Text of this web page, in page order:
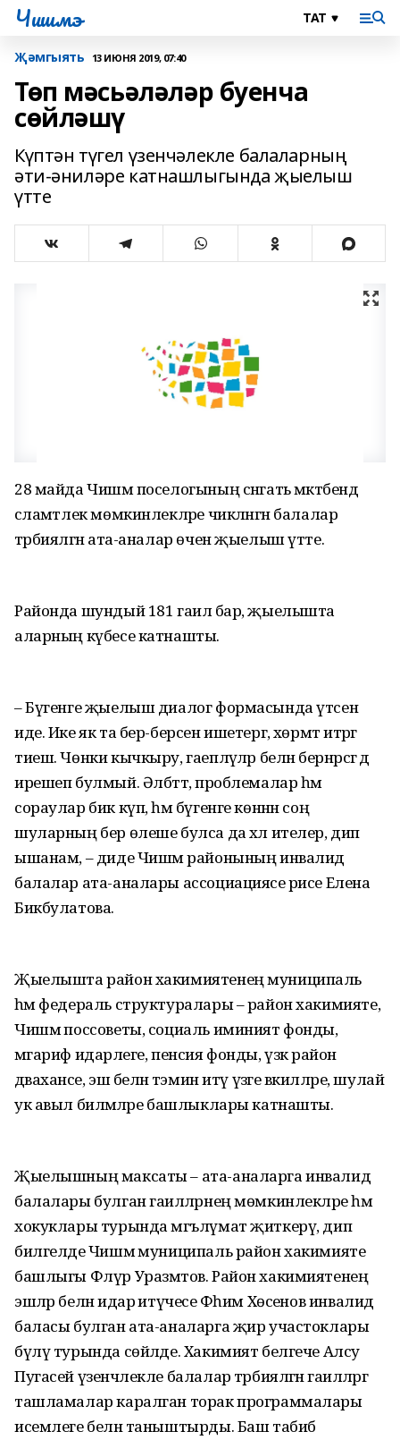
Чишмэ
Җәмгыять 13 ИЮНЯ 2019, 07:40
Төп мәсьәләләр буенча
сөйләшү
Күптән түгел үзенчәлекле балаларның
әти-әниләре катнашлыгында җыелыш
үтте
28 майда Чишмә поселогының сәнгать мәктәбендә
сәламәтлек мөмкинлекләре чикләнгән балалар
тәрбияләгән ата-аналар өчен җыелыш үтте.
Районда шундый 181 гаилә бар, җыелышта
аларның күбесе катнашты.
– Бүгенге җыелыш диалог формасында үтсен
иде. Ике як та бер-берсен ишетергә, хөрмәт итәргә
тиеш. Чөнки кычкыру, гаепләүләр белән бернәрсәгә дә
ирешеп булмый. Әлбәттә, проблемалар һәм
сораулар бик күп, һәм бүгенге көннән соң
шуларның бер өлеше булса да хәл ителер, дип
ышанам, – диде Чишмә районының инвалид
балалар ата-аналары ассоциациясе рәисе Елена
Бикбулатова.
Җыелышта район хакимиятенең муниципаль
һәм федераль структуралары – район хакимияте,
Чишмә поссоветы, социаль иминият фонды,
мәгариф идарәлеге, пенсия фонды, үзәк район
дәваханәсе, эш белән тәэмин итү үзәге вәкилләре, шулай
ук авыл биләмәләре башлыклары катнашты.
Җыелышның максаты – ата-аналарга инвалид
балалары булган гаиләләрнең мөмкинлекләре һәм
хокуклары турында мәгълүмат җиткерү, дип
билгеләде Чишмә муниципаль район хакимияте
башлыгы Флүр Уразмәтов. Район хакимиятенең
эшләр белән идарә итүчесе Фәһим Хөсәенов инвалид
баласы булган ата-аналарга җир участоклары
бүлү турында сөйләде. Хакимият белгече Алсу
Пугасей үзенчәлекле балалар тәрбияләгән гаиләләргә
ташламалар каралган торак программалары
исемлеге белән таныштырды. Баш табиб